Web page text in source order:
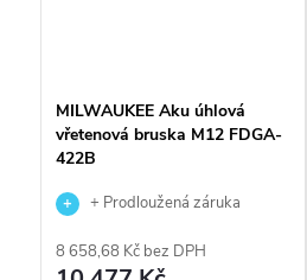
MILWAUKEE Aku úhlová
vřetenová bruska M12 FDGA-
422B
+ Prodloužená záruka
8 658,68 Kč bez DPH